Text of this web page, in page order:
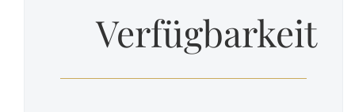
Verfügbarkeit